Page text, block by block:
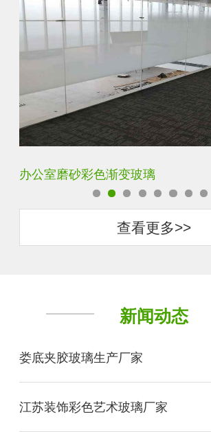
钢化长虹压花隔断渐变隔断装饰玻璃
查看更多>>
新闻动态
娄底夹胶玻璃生产厂家
江苏装饰彩色艺术玻璃厂家